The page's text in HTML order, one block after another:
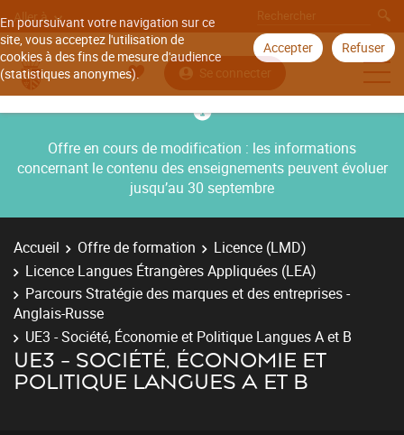
En poursuivant votre navigation sur ce
site, vous acceptez l'utilisation de
cookies à des fins de mesure d'audience
(statistiques anonymes).
Accepter Refuser
Aller à
Se connecter
Offre en cours de modification : les informations
concernant le contenu des enseignements peuvent évoluer
jusqu’au 30 septembre
Accueil Offre de formation
Licence (LMD)
Licence Langues Étrangères Appliquées (LEA)
Parcours Stratégie des marques et des entreprises -
Anglais-Russe
UE3 - Société, Économie et Politique Langues A et B
UE3 - SOCIÉTÉ, ÉCONOMIE ET
POLITIQUE LANGUES A ET B